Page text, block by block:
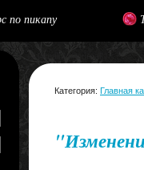
по пикапу
Категория: Главная